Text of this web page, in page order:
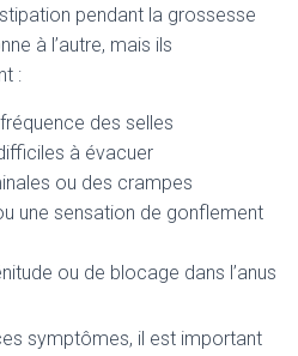
pendant la grossesse
à l’autre, mais ils
:
des selles
à évacuer
ou des crampes
une sensation de gonflement
ou de blocage dans l’anus
symptômes, il est important